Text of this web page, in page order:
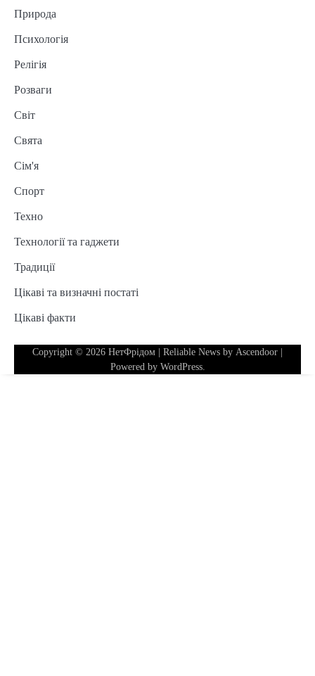
Природа
Психологія
Релігія
Розваги
Світ
Свята
Сім'я
Спорт
Техно
Технології та гаджети
Традиції
Цікаві та визначні постаті
Цікаві факти
Copyright © 2026 НетФрідом | Reliable News by Ascendoor
Powered by WordPress.